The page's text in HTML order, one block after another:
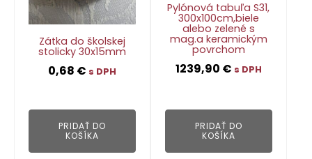
Zátka do školskej
stolicky 30x15mm
0,68 € s DPH
PRIDAŤ DO
KOŠÍKA
Pylónová tabuľa S31,
300x100cm,biele
alebo zelené s
mag.a keramickým
povrchom
1239,90 € s DPH
PRIDAŤ DO
KOŠÍKA